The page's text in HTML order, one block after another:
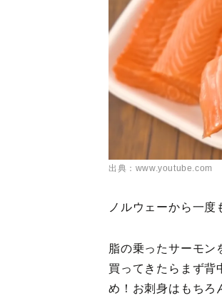
出典：www.youtube.com
ノルウェーから一度
脂の乗ったサーモン
買ってきたらまず背
め！お刺身はもち